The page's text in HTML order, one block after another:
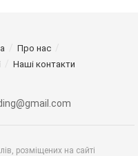
Про нас
Наші контакти
розміщених на сайті